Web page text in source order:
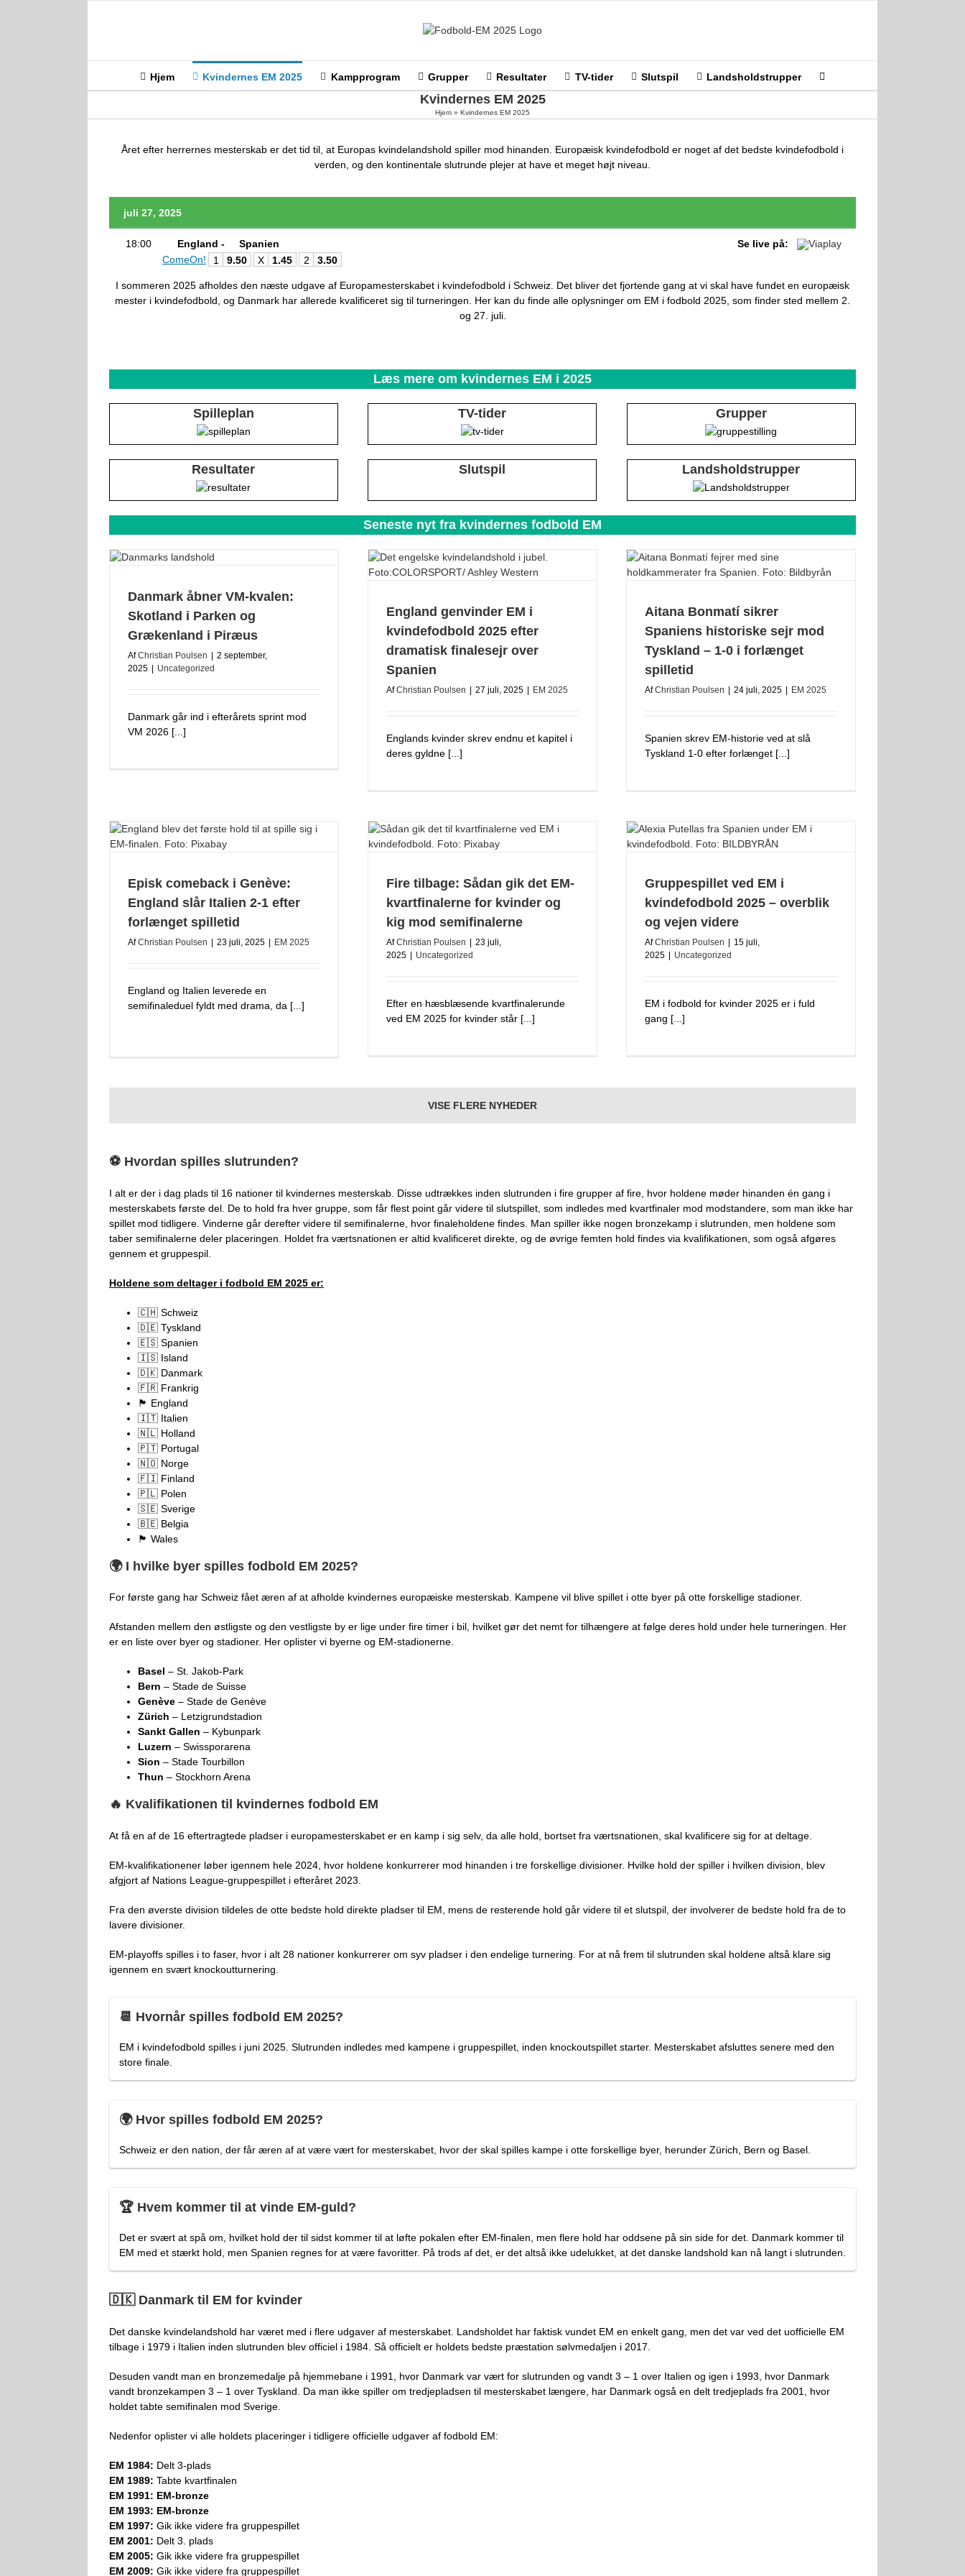
Hjem Kvindernes EM 2025 Kampprogram Grupper Resultater TV-tider Slutspil Landsholdstrupper
Kvindernes EM 2025
Hjem » Kvindernes EM 2025
Året efter herrernes mesterskab er det tid til, at Europas kvindelandshold spiller mod hinanden. Europæisk kvindefodbold er noget af det bedste kvindefodbold i
verden, og den kontinentale slutrunde plejer at have et meget højt niveau.
juli 27, 2025
18:00 England -
Spanien
ComeOn!
1 9.50 X 1.45 2 3.50
Se live på:
I sommeren 2025 afholdes den næste udgave af Europamesterskabet i kvindefodbold i Schweiz. Det bliver det fjortende gang at vi skal have fundet en europæisk
mester i kvindefodbold, og Danmark har allerede kvalificeret sig til turneringen. Her kan du finde alle oplysninger om EM i fodbold 2025, som finder sted mellem 2.
og 27. juli.
Læs mere om kvindernes EM i 2025
Spilleplan TV-tider Grupper
Resultater Slutspil Landsholdstrupper
Seneste nyt fra kvindernes fodbold EM
Danmark åbner VM-kvalen:
Skotland i Parken og
Grækenland i Piræus
AfChristian Poulsen | 2 september,
2025 | Uncategorized
Danmark går ind i efterårets sprint mod
VM 2026 [...]
England genvinder EM i
kvindefodbold 2025 efter
dramatisk finalesejr over
Spanien
AfChristian Poulsen | 27 juli, 2025 | EM 2025
Englands kvinder skrev endnu et kapitel i
deres gyldne [...]
Aitana Bonmatí sikrer
Spaniens historiske sejr mod
Tyskland – 1‑0 i forlænget
spilletid
AfChristian Poulsen | 24 juli, 2025 | EM 2025
Spanien skrev EM-historie ved at slå
Tyskland 1‑0 efter forlænget [...]
Episk comeback i Genève:
England slår Italien 2‑1 efter
forlænget spilletid
AfChristian Poulsen | 23 juli, 2025 | EM 2025
England og Italien leverede en
semifinaleduel fyldt med drama, da [...]
Fire tilbage: Sådan gik det EM-
kvartfinalerne for kvinder og
kig mod semifinalerne
AfChristian Poulsen | 23 juli,
2025 | Uncategorized
Efter en hæsblæsende kvartfinalerunde
ved EM 2025 for kvinder står [...]
Gruppespillet ved EM i
kvindefodbold 2025 – overblik
og vejen videre
AfChristian Poulsen | 15 juli,
2025 | Uncategorized
EM i fodbold for kvinder 2025 er i fuld
gang [...]
VISE FLERE NYHEDER
⚽ Hvordan spilles slutrunden?
I alt er der i dag plads til 16 nationer til kvindernes mesterskab. Disse udtrækkes inden slutrunden i fire grupper af fire, hvor holdene møder hinanden én gang i
mesterskabets første del. De to hold fra hver gruppe, som får flest point går videre til slutspillet, som indledes med kvartfinaler mod modstandere, som man ikke har
spillet mod tidligere. Vinderne går derefter videre til semifinalerne, hvor finaleholdene findes. Man spiller ikke nogen bronzekamp i slutrunden, men holdene som
taber semifinalerne deler placeringen. Holdet fra værtsnationen er altid kvalificeret direkte, og de øvrige femten hold findes via kvalifikationen, som også afgøres
gennem et gruppespil.
Holdene som deltager i fodbold EM 2025 er:
🇨🇭 Schweiz
🇩🇪 Tyskland
🇪🇸 Spanien
🇮🇸 Island
🇩🇰 Danmark
🇫🇷 Frankrig
🏴󠁧󠁢󠁥󠁮󠁧󠁿 England
🇮🇹 Italien
🇳🇱 Holland
🇵🇹 Portugal
🇳🇴 Norge
🇫🇮 Finland
🇵🇱 Polen
🇸🇪 Sverige
🇧🇪 Belgia
🏴󠁧󠁢󠁷󠁬󠁳󠁿 Wales
🌍 I hvilke byer spilles fodbold EM 2025?
For første gang har Schweiz fået æren af at afholde kvindernes europæiske mesterskab. Kampene vil blive spillet i otte byer på otte forskellige stadioner.
Afstanden mellem den østligste og den vestligste by er lige under fire timer i bil, hvilket gør det nemt for tilhængere at følge deres hold under hele turneringen. Her
er en liste over byer og stadioner. Her oplister vi byerne og EM-stadionerne.
Basel – St. Jakob-Park
Bern – Stade de Suisse
Genève – Stade de Genève
Zürich – Letzigrundstadion
Sankt Gallen – Kybunpark
Luzern – Swissporarena
Sion – Stade Tourbillon
Thun – Stockhorn Arena
🔥 Kvalifikationen til kvindernes fodbold EM
At få en af de 16 eftertragtede pladser i europamesterskabet er en kamp i sig selv, da alle hold, bortset fra værtsnationen, skal kvalificere sig for at deltage.
EM-kvalifikationener løber igennem hele 2024, hvor holdene konkurrerer mod hinanden i tre forskellige divisioner. Hvilke hold der spiller i hvilken division, blev
afgjort af Nations League-gruppespillet i efteråret 2023.
Fra den øverste division tildeles de otte bedste hold direkte pladser til EM, mens de resterende hold går videre til et slutspil, der involverer de bedste hold fra de to
lavere divisioner.
EM-playoffs spilles i to faser, hvor i alt 28 nationer konkurrerer om syv pladser i den endelige turnering. For at nå frem til slutrunden skal holdene altså klare sig
igennem en svært knockoutturnering.
📆 Hvornår spilles fodbold EM 2025?
EM i kvindefodbold spilles i juni 2025. Slutrunden indledes med kampene i gruppespillet, inden knockoutspillet starter. Mesterskabet afsluttes senere med den
store finale.
🌍 Hvor spilles fodbold EM 2025?
Schweiz er den nation, der får æren af at være vært for mesterskabet, hvor der skal spilles kampe i otte forskellige byer, herunder Zürich, Bern og Basel.
🏆 Hvem kommer til at vinde EM-guld?
Det er svært at spå om, hvilket hold der til sidst kommer til at løfte pokalen efter EM-finalen, men flere hold har oddsene på sin side for det. Danmark kommer til
EM med et stærkt hold, men Spanien regnes for at være favoritter. På trods af det, er det altså ikke udelukket, at det danske landshold kan nå langt i slutrunden.
🇩🇰 Danmark til EM for kvinder
Det danske kvindelandshold har været med i flere udgaver af mesterskabet. Landsholdet har faktisk vundet EM en enkelt gang, men det var ved det uofficielle EM
tilbage i 1979 i Italien inden slutrunden blev officiel i 1984. Så officielt er holdets bedste præstation sølvmedaljen i 2017.
Desuden vandt man en bronzemedalje på hjemmebane i 1991, hvor Danmark var vært for slutrunden og vandt 3 – 1 over Italien og igen i 1993, hvor Danmark
vandt bronzekampen 3 – 1 over Tyskland. Da man ikke spiller om tredjepladsen til mesterskabet længere, har Danmark også en delt tredjeplads fra 2001, hvor
holdet tabte semifinalen mod Sverige.
Nedenfor oplister vi alle holdets placeringer i tidligere officielle udgaver af fodbold EM:
EM 1984: Delt 3-plads
EM 1989: Tabte kvartfinalen
EM 1991: EM-bronze
EM 1993: EM-bronze
EM 1997: Gik ikke videre fra gruppespillet
EM 2001: Delt 3. plads
EM 2005: Gik ikke videre fra gruppespillet
EM 2009: Gik ikke videre fra gruppespillet